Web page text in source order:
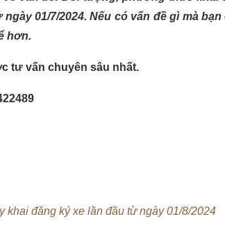
01/7/2024. Nếu có vấn đề gì mà
hơn.
tư vấn chuyên sâu nhất.
khai đăng ký xe lần đầu từ ngày 01/8/2024